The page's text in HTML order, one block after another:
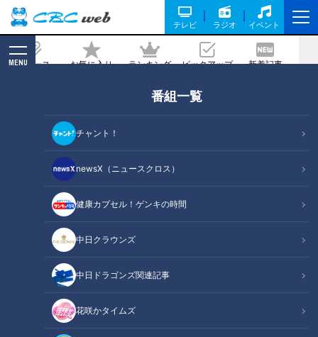
テレビ ラジオ イベント
ニュース お気に入り ランキング ピックアップ 新着記事
MENU
番組一覧
チャント！
newsX（ニュースクロス）
健康カプセル！ゲンキの時間
中日クラウンズ
中日ドラゴンズ関連記事
花咲かタイムズ
えた現役生活 家族、チームメイト、フ
ァン…への感謝を通して振り返る
2024/10/07 17:50